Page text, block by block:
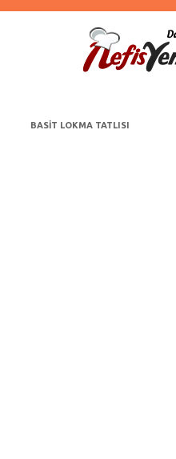
BASIT LOKMA TATLISI